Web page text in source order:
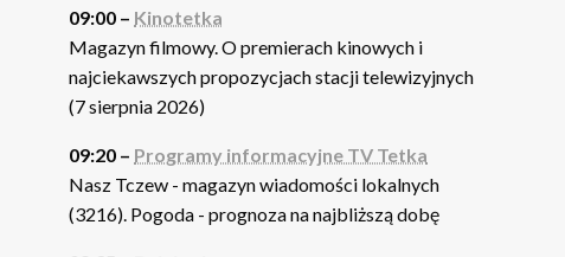
09:00 – Kinotetka
Magazyn filmowy. O premierach kinowych i
najciekawszych propozycjach stacji telewizyjnych
(7 sierpnia 2026)
09:20 – Programy informacyjne TV Tetka
Nasz Tczew - magazyn wiadomości lokalnych
(3216). Pogoda - prognoza na najbliższą dobę